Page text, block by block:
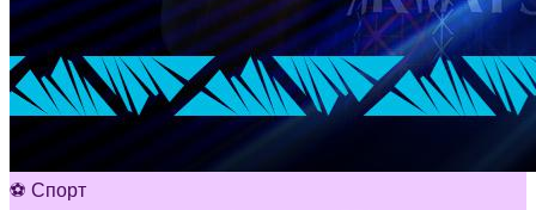
⚽ Спорт